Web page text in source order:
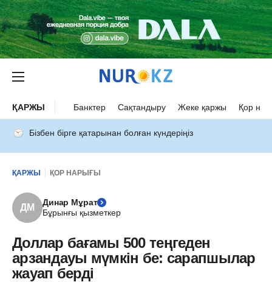
ҚАРЖЫ Банктер Сақтандыру Жеке қаржы Қор
Бізбен бірге қатарынан болған күндеріңіз
ҚАРЖЫ ҚОР НАРЫҒЫ
ДМ
Динар Мұрат
Бұрынғы қызметкер
Доллар бағамы 500 теңгеден
арзандауы мүмкін бе: сарапшылар
жауап берді